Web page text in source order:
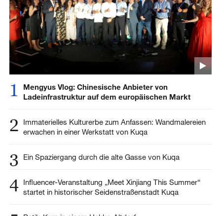
1
Mengyus Vlog: Chinesische Anbieter von
Ladeinfrastruktur auf dem europäischen Markt
2
Immaterielles Kulturerbe zum Anfassen: Wandmalereien
erwachen in einer Werkstatt von Kuqa
3 Ein Spaziergang durch die alte Gasse von Kuqa
4 Influencer-Veranstaltung „Meet Xinjiang This Summer“
startet in historischer Seidenstraßenstadt Kuqa